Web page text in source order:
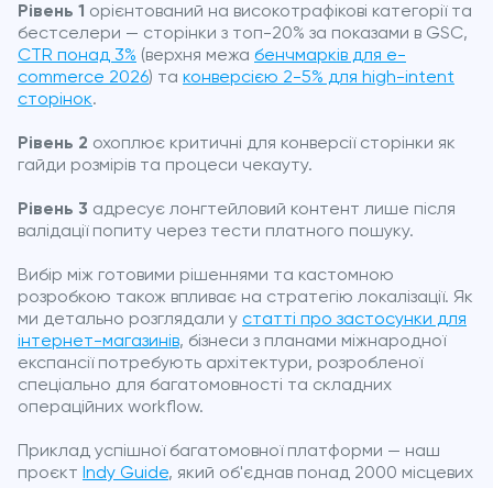
Рівень 1 орієнтований на високотрафікові категорії та
бестселери — сторінки з топ-20% за показами в GSC,
CTR понад 3% (верхня межа бенчмарків для e-
commerce 2026) та конверсією 2-5% для high-intent
сторінок.
Рівень 2 охоплює критичні для конверсії сторінки як
гайди розмірів та процеси чекауту.
Рівень 3 адресує лонгтейловий контент лише після
валідації попиту через тести платного пошуку.
Вибір між готовими рішеннями та кастомною
розробкою також впливає на стратегію локалізації. Як
ми детально розглядали у статті про застосунки для
інтернет-магазинів, бізнеси з планами міжнародної
експансії потребують архітектури, розробленої
спеціально для багатомовності та складних
операційних workflow.
Приклад успішної багатомовної платформи — наш
проєкт Indy Guide, який об'єднав понад 2000 місцевих